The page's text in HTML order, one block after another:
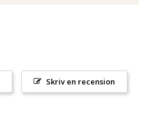
Skriv en recension